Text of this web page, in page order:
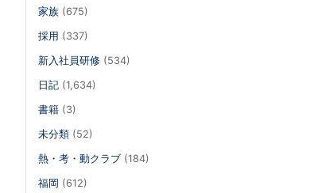
家族 (675)
採用 (337)
新入社員研修 (534)
日記 (1,634)
書籍 (3)
未分類 (52)
熱・考・動クラブ (184)
福岡 (612)